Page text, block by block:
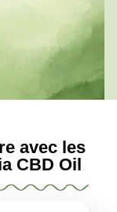
avec les
CBD Oil